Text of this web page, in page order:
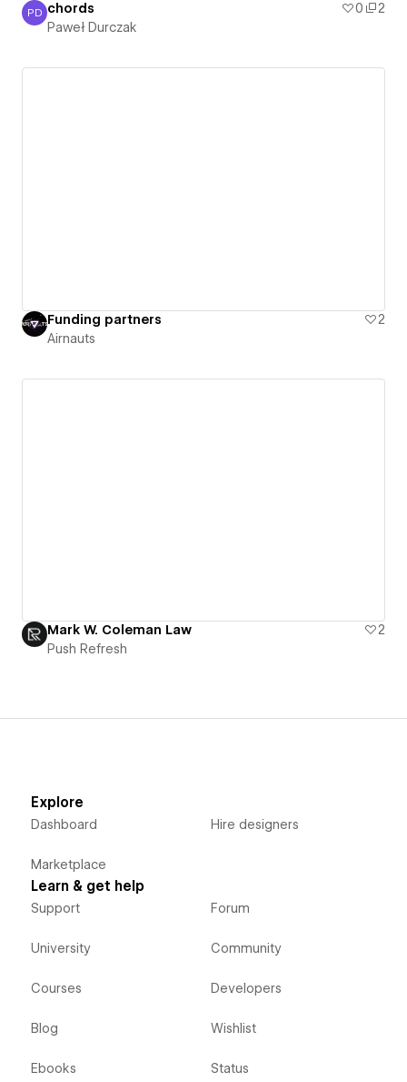
Paweł Durczak
PD chords 0
2
Paweł Durczak
Funding partners
2
Airnauts
Mark W. Coleman Law
2
Push Refresh
Explore
Dashboard
Marketplace
Hire designers
Learn & get help
Support
University
Courses
Blog
Ebooks
Forum
Community
Developers
Wishlist
Status